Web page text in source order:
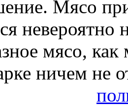
Мясо
мясо,
ничем не